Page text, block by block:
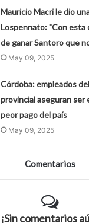
Mauricio Macri le dio
Lospennato: "Con esta
de ganar Santoro que
May 09, 2025
Córdoba: empleados
provincial aseguran ser
peor pago del país
May 09, 2025
Comentarios
¡Sin comentarios